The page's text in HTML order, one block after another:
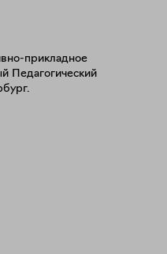
выросла в
становились
Работы
ветхих книг
прикладное
Педагогический